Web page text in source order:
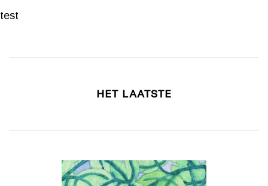
test
HET LAATSTE